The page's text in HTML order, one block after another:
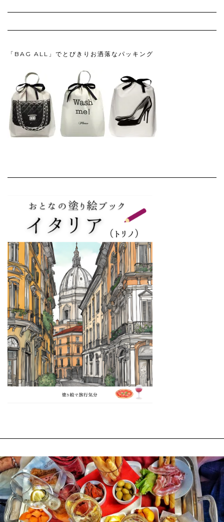
「BAG ALL」でとびきりお洒落なパッキング